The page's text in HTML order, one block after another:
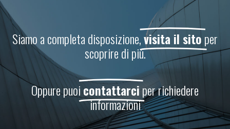
Siamo a completa disposizione,visita il sitoper
scoprire di più.
Oppure puoicontattarciper richiedere
informazioni